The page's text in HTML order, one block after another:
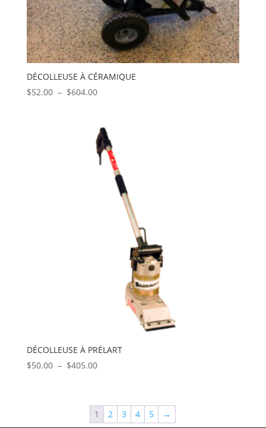
DÉCOLLEUSE À CÉRAMIQUE
$52.00 – $604.00Plage
$52.00
à
$604.00
DÉCOLLEUSE À PRÉLART
$50.00 – $405.00Plage
$50.00
à
1 2 3 4 5 →